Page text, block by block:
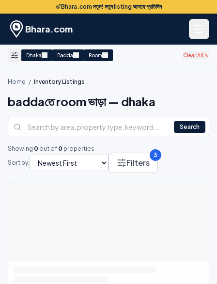
Bhara.com নতুন! নতুন listing আসছে প্রতিদিন
Bhara.com
Dhaka Badda Room Clear All
Home / Inventory Listings
baddaতে room ভাড়া — dhaka
Search
Showing 0 out of 0 properties
Sort by:
Filters
3